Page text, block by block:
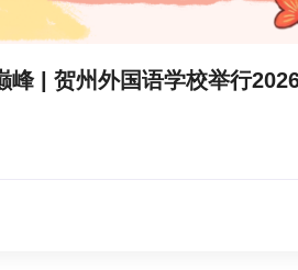
峰 | 贺州外国语学校举行